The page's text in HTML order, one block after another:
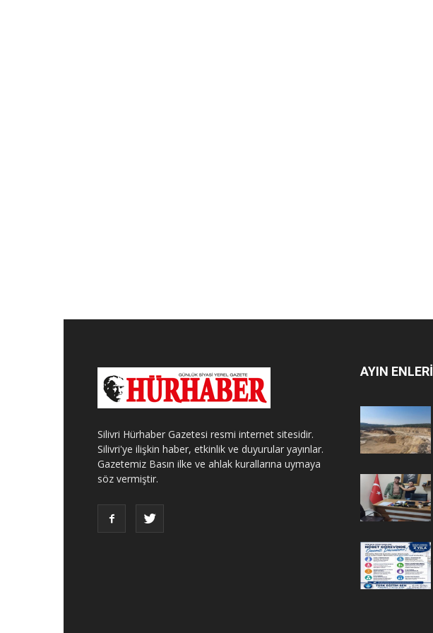
Silivri Hürhaber Gazetesi resmi internet sitesidir.
Silivri'ye ilişkin haber, etkinlik ve duyurular yayınlar.
Gazetemiz Basın ilke ve ahlak kurallarına uymaya
söz vermiştir.
AYIN ENLERİ